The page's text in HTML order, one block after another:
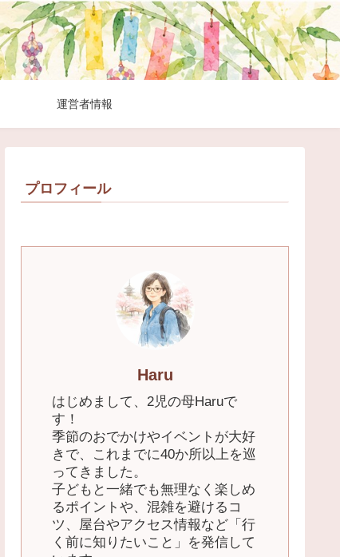
運営者情報
プロフィール
Haru
はじめまして、2児の母Haruで
す！
季節のおでかけやイベントが大好
きで、これまでに40か所以上を巡
ってきました。
子どもと一緒でも無理なく楽しめ
るポイントや、混雑を避けるコ
ツ、屋台やアクセス情報など「行
く前に知りたいこと」を発信して